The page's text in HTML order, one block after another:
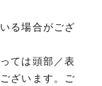
る場合がござ
ては頭部／表
ざいます。ご